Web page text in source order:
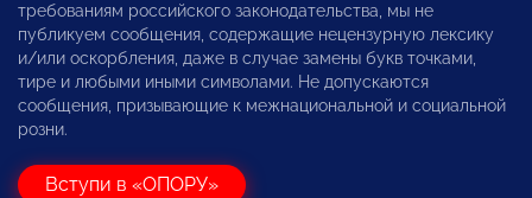
требованиям российского законодательства, мы не
публикуем сообщения, содержащие нецензурную лексику
и/или оскорбления, даже в случае замены букв точками,
тире и любыми иными символами. Не допускаются
сообщения, призывающие к межнациональной и социальной
розни.
Вступи в «ОПОРУ»